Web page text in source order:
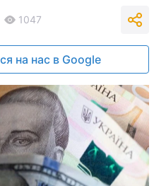
1047
на нас в Google